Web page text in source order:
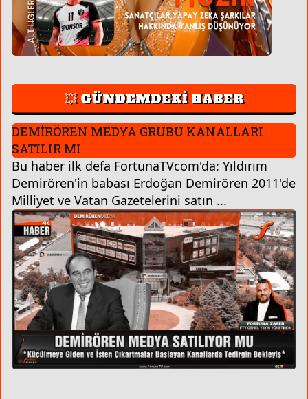
💥 GÜNDEMDEKİ HABER
DEMİRÖREN MEDYA GRUBU KANALLARI
SATILIR MI
Bu haber ilk defa FortunaTVcom'da: Yıldırım
Demirören'in babası Erdoğan Demirören 2011'de
Milliyet ve Vatan Gazetelerini satın ...